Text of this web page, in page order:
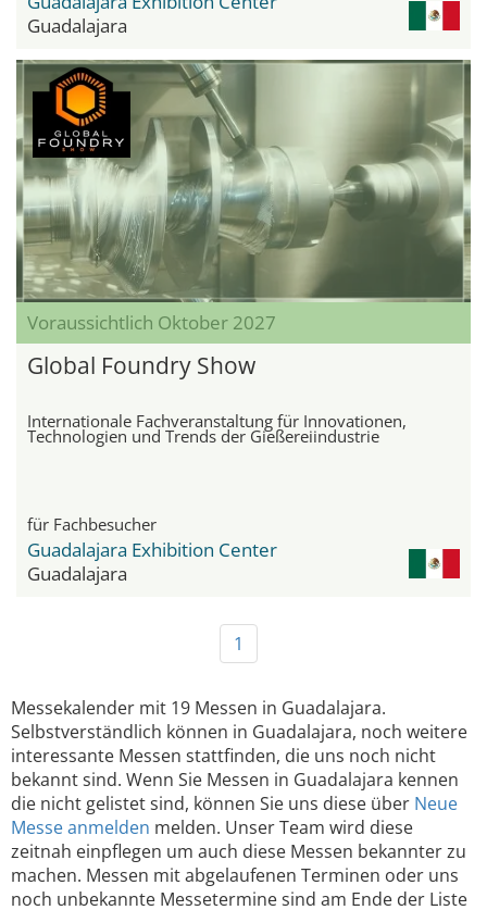
Guadalajara
Voraussichtlich Oktober 2027
Global Foundry Show
Internationale Fachveranstaltung für Innovationen,
Technologien und Trends der Gießereiindustrie
für Fachbesucher
Guadalajara Exhibition Center
Guadalajara
1
Messekalender mit 19 Messen in Guadalajara.
Selbstverständlich können in Guadalajara, noch weitere
interessante Messen stattfinden, die uns noch nicht
bekannt sind. Wenn Sie Messen in Guadalajara kennen
die nicht gelistet sind, können Sie uns diese über Neue
Messe anmelden melden. Unser Team wird diese
zeitnah einpflegen um auch diese Messen bekannter zu
machen. Messen mit abgelaufenen Terminen oder uns
noch unbekannte Messetermine sind am Ende der Liste